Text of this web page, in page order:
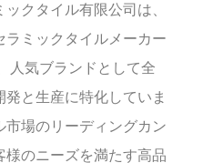
クタイル有限公司は、
ミックタイルメーカー
人気ブランドとして全
と生産に特化していま
場のリーディングカン
のニーズを満たす高品